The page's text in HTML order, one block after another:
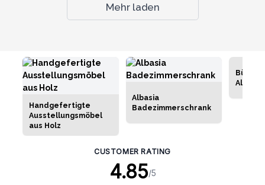
Mehr laden
Handgefertigte
Ausstellungsmöbel
aus Holz
Albasia
Badezimmerschrank
Altholz
CUSTOMER RATING
4.85/5